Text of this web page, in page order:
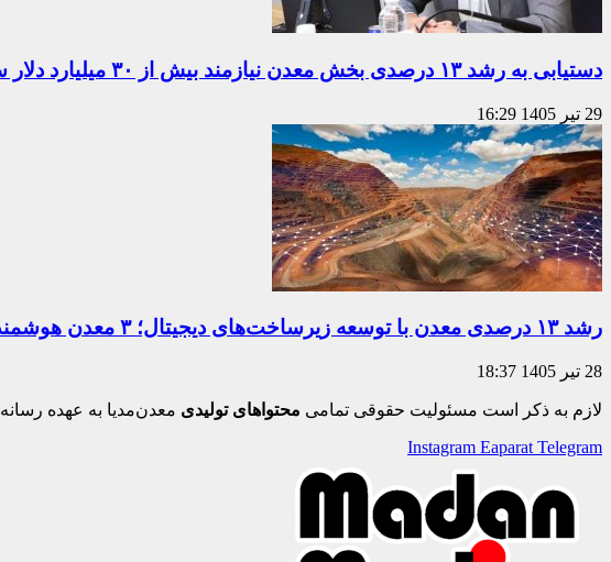
دستیابی به رشد ۱۳ درصدی بخش معدن نیازمند بیش از ۳۰ میلیارد دلار سرمایه‌گذاری
29 تیر 1405 16:29
رشد ۱۳ درصدی معدن با توسعه زیرساخت‌های دیجیتال؛ ۳ معدن هوشمند می‌شوند
28 تیر 1405 18:37
لازم به ذکر است مسئولیت حقوقی تمامی محتواهای تولیدی معدن‌مدیا به عهده رسانه
Instagram Eaparat Telegram